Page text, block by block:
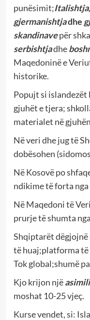
punësimit;
gjermanishtjadhe
skandinavepër
serbishtjadhe
Maqedoninë e
historike.
Popujt si islandezët
gjuhët e tjera;
materialet në
Në veri dhe jug të
dobësohen
Në Kosovë po
ndikime të forta
Në Maqedoni të
prurje të shumta
Shqiptarët dëgjojnë
të huaj;platforma
Tok global;shumë
Kjo krijon një
moshat 10-25 vjeç.
Kurse vendet, si: